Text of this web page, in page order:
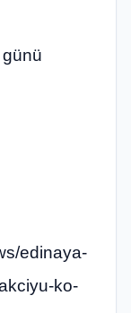
edinaya-
ko-